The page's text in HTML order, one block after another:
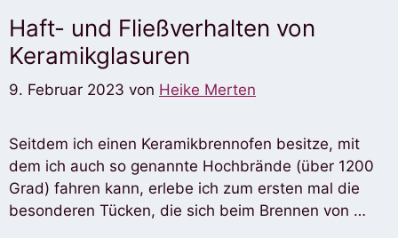
Haft- und Fließverhalten von
Keramikglasuren
9. Februar 2023 von Heike Merten
Seitdem ich einen Keramikbrennofen besitze, mit
dem ich auch so genannte Hochbrände (über 1200
Grad) fahren kann, erlebe ich zum ersten mal die
besonderen Tücken, die sich beim Brennen von …